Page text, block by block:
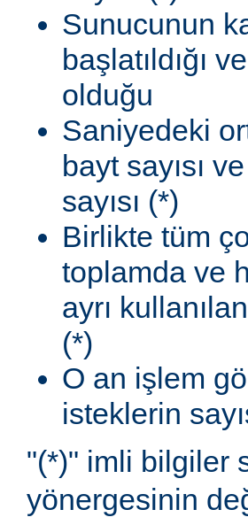
Sunucunun
başlatıldığı
olduğu
Saniyedeki
bayt sayısı
sayısı (*)
Birlikte tüm
toplamda ve
ayrı
(*)
O an işlem
isteklerin
"(*)" imli bilgiler
yönergesinin